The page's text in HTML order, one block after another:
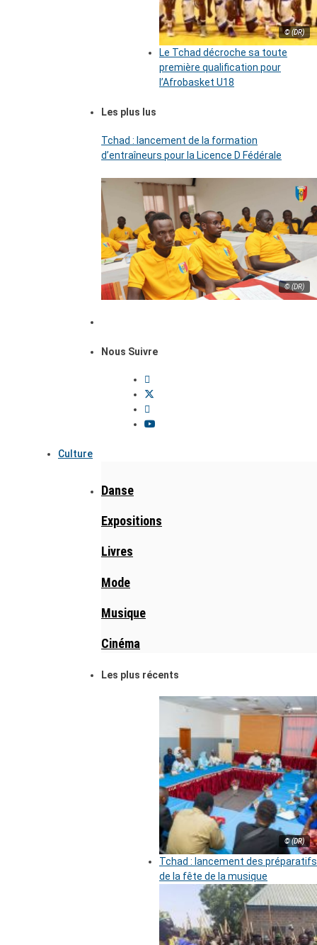
© (DR)
Le Tchad décroche sa toute
première qualification pour
l’Afrobasket U18
Les plus lus
Tchad : lancement de la formation
d’entraîneurs pour la Licence D Fédérale
© (DR)
Nous Suivre
Culture
Danse
Expositions
Livres
Mode
Musique
Cinéma
Les plus récents
© (DR)
Tchad : lancement des préparatifs
de la fête de la musique